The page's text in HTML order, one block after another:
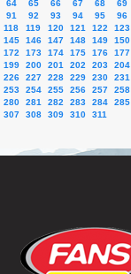
64 65 66 67 68 69
91 92 93 94 95 96
118 119 120 121 122 123
145 146 147 148 149 150
172 173 174 175 176 177
199 200 201 202 203 204
226 227 228 229 230 231
253 254 255 256 257 258
280 281 282 283 284 285
307 308 309 310 311